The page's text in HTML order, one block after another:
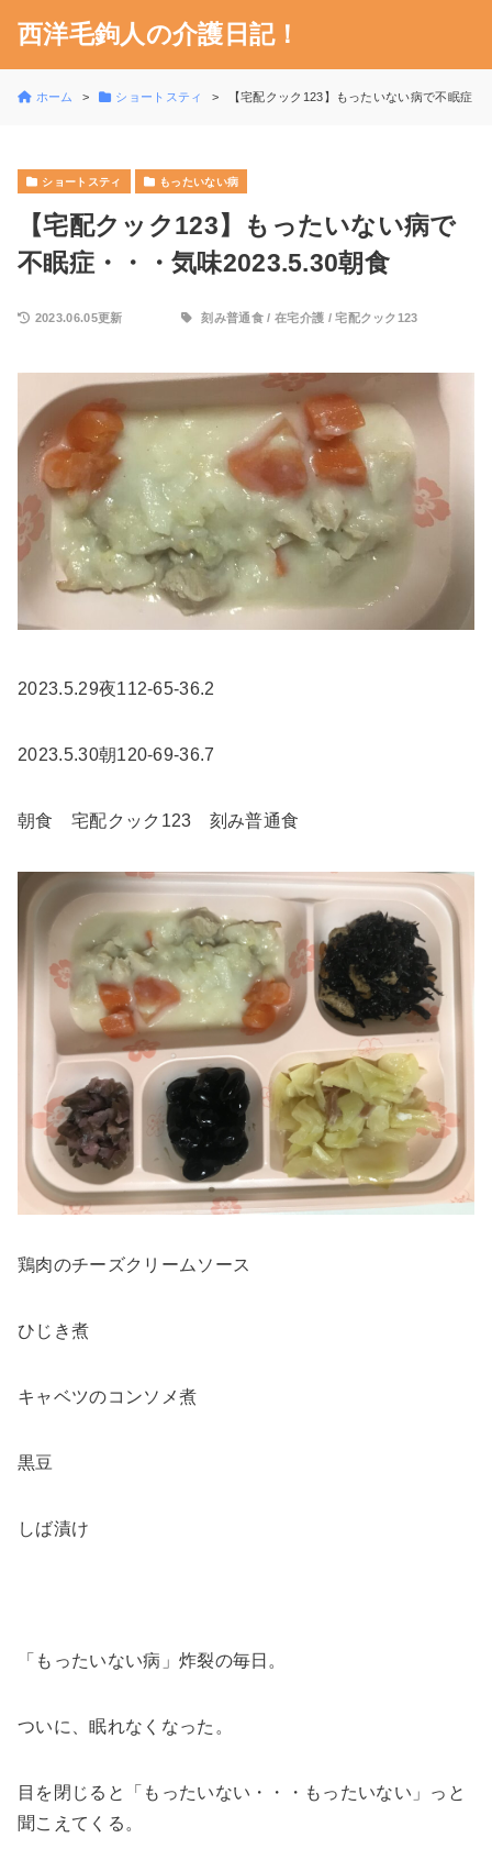
西洋毛鉤人の介護日記！
ホーム ショートスティ 【宅配クック123】もったいない病で不眠症
ショートスティ もったいない病
【宅配クック123】もったいない病で
不眠症・・・気味2023.5.30朝食
2023.06.05更新 刻み普通食/ 在宅介護 /宅配クック123
2023.5.29夜112-65-36.2
2023.5.30朝120-69-36.7
朝食 宅配クック123 刻み普通食
鶏肉のチーズクリームソース
ひじき煮
キャベツのコンソメ煮
黒豆
しば漬け
「もったいない病」炸裂の毎日。
ついに、眠れなくなった。
目を閉じると「もったいない・・・もったいない」っと
聞こえてくる。